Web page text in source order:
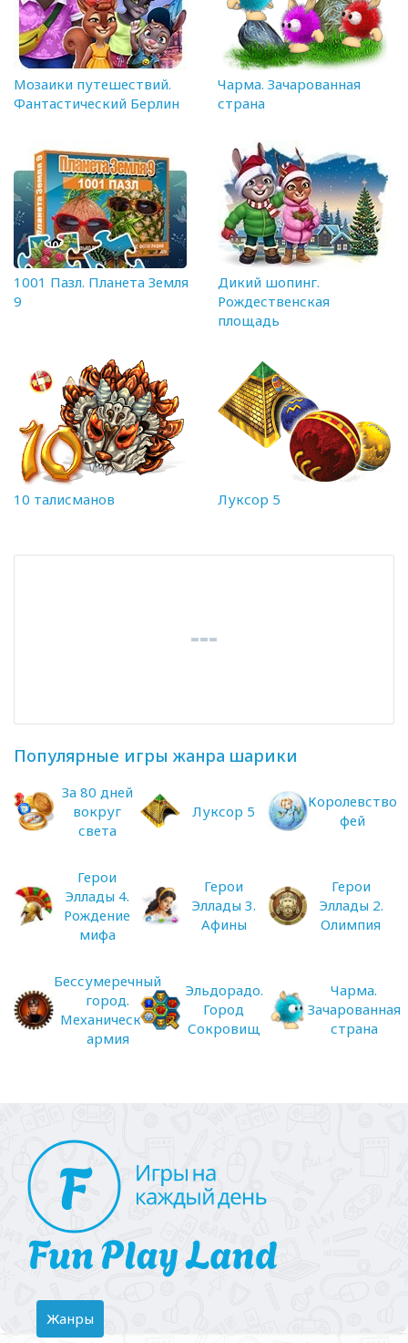
Мозаики путешествий.
Фантастический Берлин
Чарма. Зачарованная
страна
1001 Пазл. Планета Земля
9
Дикий шопинг.
Рождественская
площадь
10 талисманов Луксор 5
Популярные игры жанра шарики
За 80 дней
вокруг
света
Луксор 5
Королевство
фей
Герои
Эллады 4.
Рождение
мифа
Герои
Эллады 3.
Афины
Герои
Эллады 2.
Олимпия
Бессумеречный
город.
Механическая
армия
Эльдорадо.
Город
Сокровищ
Чарма.
Зачарованная
страна
Toggle
navigation
Жанры